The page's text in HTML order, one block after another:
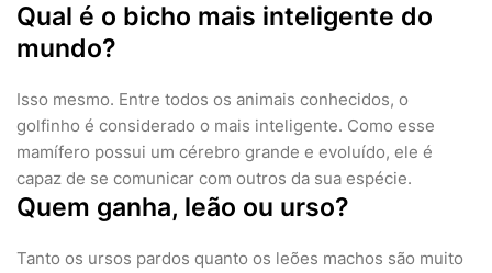
Qual é o bicho mais inteligente do
mundo?
Isso mesmo. Entre todos os animais conhecidos, o
golfinho é considerado o mais inteligente. Como esse
mamífero possui um cérebro grande e evoluído, ele é
capaz de se comunicar com outros da sua espécie.
Quem ganha, leão ou urso?
Tanto os ursos pardos quanto os leões machos são muito